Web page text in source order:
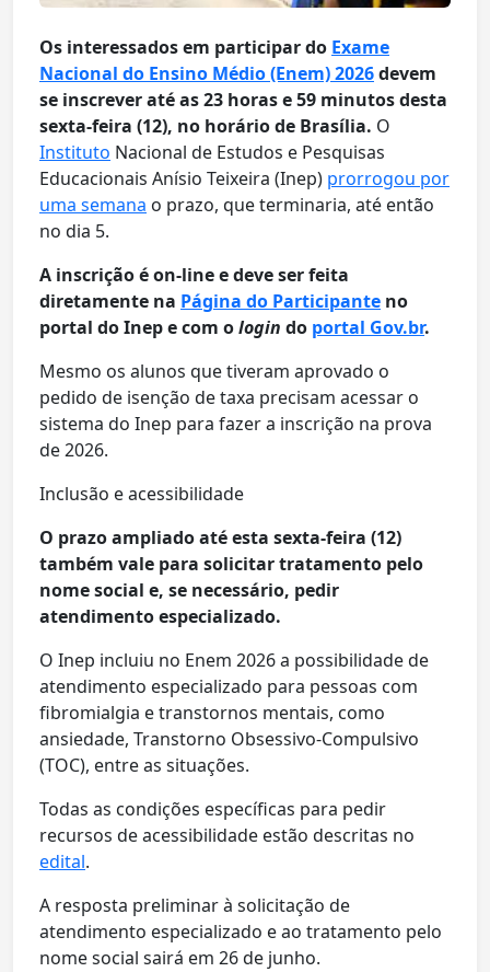
Os interessados em participar do Exame
Nacional do Ensino Médio (Enem) 2026devem
se inscrever até as 23 horas e 59 minutos desta
sexta-feira (12), no horário de Brasília. O
Instituto Nacional de Estudos e Pesquisas
Educacionais Anísio Teixeira (Inep) prorrogou por
uma semana o prazo, que terminaria, até então
no dia 5.
A inscrição é on-line e deve ser feita
diretamente na Página do Participante no
portal do Inep e com ologin do portal Gov.br.
Mesmo os alunos que tiveram aprovado o
pedido de isenção de taxa precisam acessar o
sistema do Inep para fazer a inscrição na prova
de 2026.
Inclusão e acessibilidade
O prazo ampliado até esta sexta-feira (12)
também vale para solicitar tratamento pelo
nome social e, se necessário, pedir
atendimento especializado.
O Inep incluiu no Enem 2026 a possibilidade de
atendimento especializado para pessoas com
fibromialgia e transtornos mentais, como
ansiedade, Transtorno Obsessivo-Compulsivo
(TOC), entre as situações.
Todas as condições específicas para pedir
recursos de acessibilidade estão descritas no
edital.
A resposta preliminar à solicitação de
atendimento especializado e ao tratamento pelo
nome social sairá em 26 de junho.